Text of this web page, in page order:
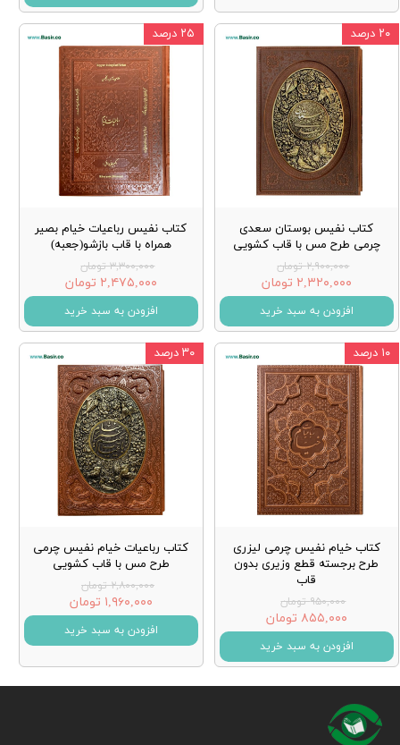
کتاب نفیس بوستان سعدی
چرمی طرح مس با قاب کشویی
۲,۹۰۰,۰۰۰ تومان
۲,۳۲۰,۰۰۰ تومان
افزودن به سبد خرید
۲۰ درصد
کتاب نفیس رباعیات خیام بصیر
همراه با قاب بازشو(جعبه)
۳,۳۰۰,۰۰۰ تومان
۲,۴۷۵,۰۰۰ تومان
افزودن به سبد خرید
۲۵ درصد
کتاب خیام نفیس چرمی لیزری
طرح برجسته قطع وزیری بدون
قاب
۹۵۰,۰۰۰ تومان
۸۵۵,۰۰۰ تومان
افزودن به سبد خرید
۱۰ درصد
کتاب رباعیات خیام نفیس چرمی
طرح مس با قاب کشویی
۲,۸۰۰,۰۰۰ تومان
۱,۹۶۰,۰۰۰ تومان
افزودن به سبد خرید
۳۰ درصد